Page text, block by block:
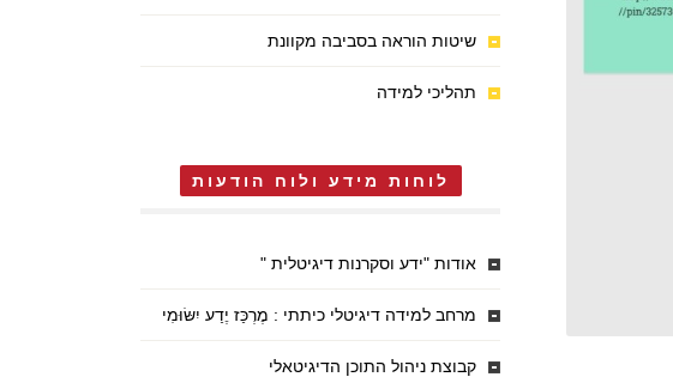
שיטות הוראה בסביבה מקוונת
תהליכי למידה
לוחות מידע ולוח הודעות
אודות "ידע וסקרנות דיגיטלית "
מרחב למידה דיגיטלי כיתתי : מֶרְכַּז יֶדַע יִשּׂוּמִי
קבוצת ניהול התוכן הדיגיטאלי